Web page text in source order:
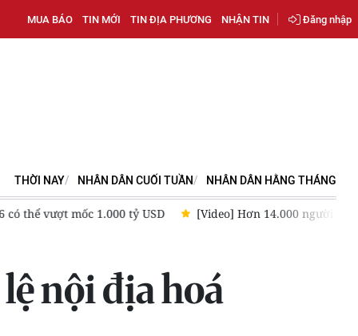
MUA BÁO TIN MỚI TIN ĐỊA PHƯƠNG NHẬN TIN Đăng nhập
THỜI NAY NHÂN DÂN CUỐI TUẦN NHÂN DÂN HẰNG THÁNG
thể vượt mốc 1.000 tỷ USD [Video] Hơn 14.000 người
nội địa hoá